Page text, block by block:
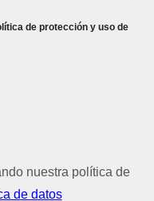
de protección y uso de
nuestra política de
de datos